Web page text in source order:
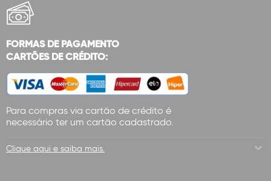
FORMAS DE PAGAMENTO
CARTÕES DE CRÉDITO:
Para compras via cartão de crédito é
necessário ter um cartão cadastrado.
Clique aqui e saiba mais.